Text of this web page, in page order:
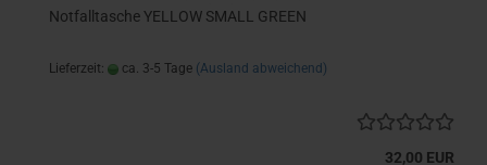
Notfalltasche YELLOW SMALL GREEN
Lieferzeit: ca. 3-5 Tage (Ausland abweichend)
32,00 EUR